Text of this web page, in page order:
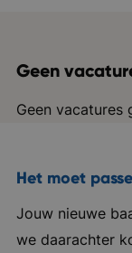
Geen
Geen vacatures
Het moet
Jouw nieuwe
we daarachter